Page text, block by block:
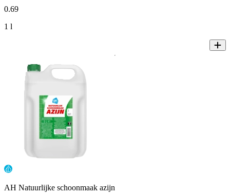
0.69
1 l
AH Natuurlijke schoonmaak azijn